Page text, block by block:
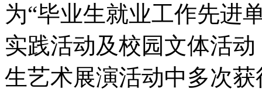
为“毕业生就业工作先进
实践活动及校园文体活
生艺术展演活动中多次